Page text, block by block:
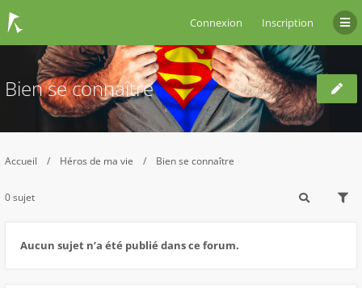
Connexion Inscription
Bien se connaître
Accueil Héros de ma vie Bien se connaître
0 sujet
Aucun sujet n’a été publié dans ce forum.